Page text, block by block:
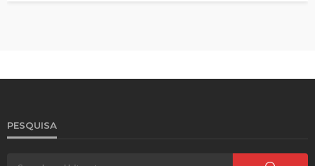
PESQUISA